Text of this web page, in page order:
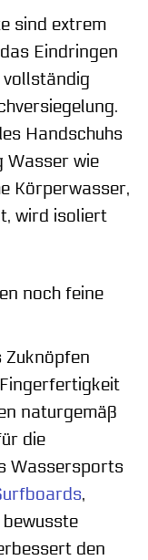
sind extrem
Eindringen
vollständig
Handschuhs
Wasser wie
Körperwasser,
wird isoliert
noch feine
Zuknöpfen
naturgemäß
die
Wassersports
,
bewusste
den